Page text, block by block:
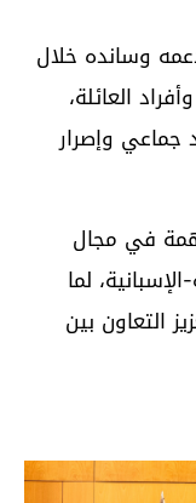
وسانده خلال
العائلة،
جماعي وإصرار
في مجال
لما
التعاون بين